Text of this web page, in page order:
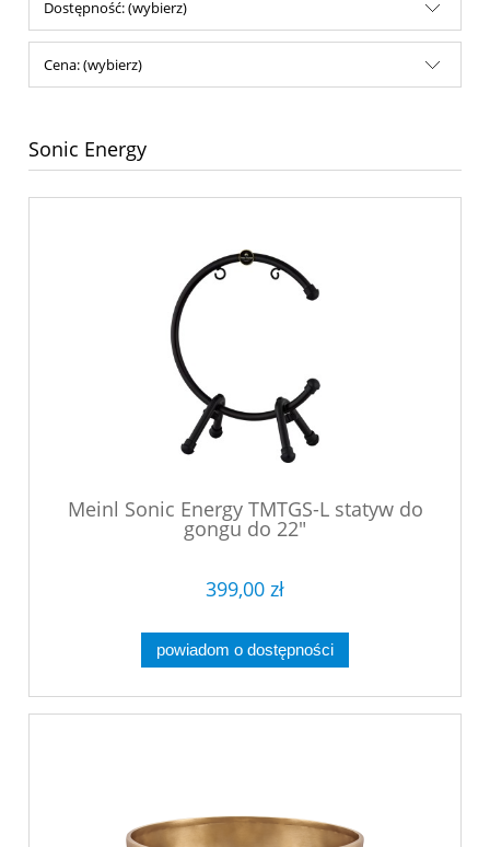
Dostępność: (wybierz)
Cena: (wybierz)
Sonic Energy
Meinl Sonic Energy TMTGS-L statyw do
gongu do 22"
399,00 zł
powiadom o dostępności